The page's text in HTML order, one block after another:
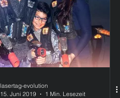
lasertag-evolution
15. Juni 2019
1 Min. Lesezeit